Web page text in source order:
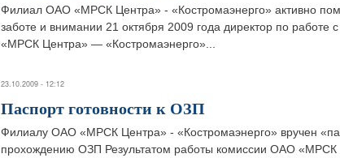
Филиал ОАО «МРСК Центра» - «Костромаэнерго» активно
заботе и внимании 21 октября 2009 года директор по
«МРСК Центра» — «Костромаэнерго»...
23.10.2009 - 12:12
Паспорт готовности к ОЗП
Филиалу ОАО «МРСК Центра» - «Костромаэнерго» вручен
прохождению ОЗП Результатом работы комиссии ОАО «МРСК